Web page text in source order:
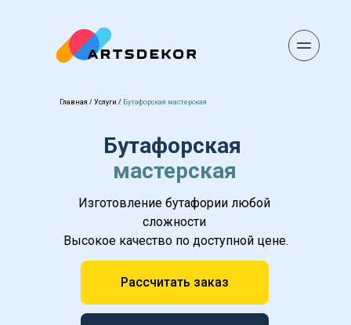
Главная / Услуги / Бутафорская мастерская
мастерская
Изготовление бутафории любой
сложности
Высокое качество по доступной цене.
Рассчитать заказ